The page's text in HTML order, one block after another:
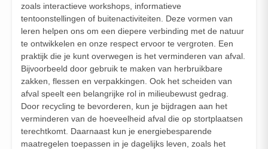
zoals interactieve workshops, informatieve
tentoonstellingen of buitenactiviteiten. Deze vormen van
leren helpen ons om een diepere verbinding met de natuur
te ontwikkelen en onze respect ervoor te vergroten. Een
praktijk die je kunt overwegen is het verminderen van afval.
Bijvoorbeeld door gebruik te maken van herbruikbare
zakken, flessen en verpakkingen. Ook het scheiden van
afval speelt een belangrijke rol in milieubewust gedrag.
Door recycling te bevorderen, kun je bijdragen aan het
verminderen van de hoeveelheid afval die op stortplaatsen
terechtkomt. Daarnaast kun je energiebesparende
maatregelen toepassen in je dagelijks leven, zoals het